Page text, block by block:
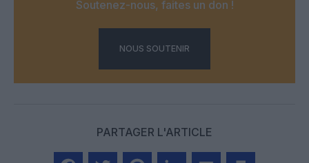
Soutenez-nous, faites un don !
NOUS SOUTENIR
PARTAGER L'ARTICLE